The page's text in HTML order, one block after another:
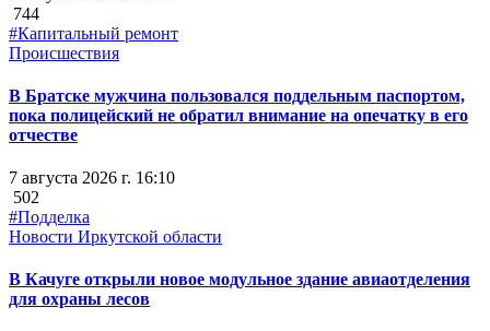
744
#Капитальный ремонт
Происшествия
В Братске мужчина пользовался поддельным паспортом,
пока полицейский не обратил внимание на опечатку в его
отчестве
7 августа 2026 г. 16:10
502
#Подделка
Новости Иркутской области
В Качуге открыли новое модульное здание авиаотделения
для охраны лесов